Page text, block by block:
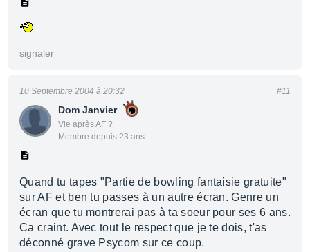
signaler
Dom Janvier
Vie après AF ?
Membre depuis 23 ans
10 Septembre 2004 à 20:32 #11
Quand tu tapes "Partie de bowling fantaisie gratuite"
sur AF et ben tu passes à un autre écran. Genre un
écran que tu montrerai pas à ta soeur pour ses 6 ans.
Ca craint. Avec tout le respect que je te dois, t'as
déconné grave Psycom sur ce coup.